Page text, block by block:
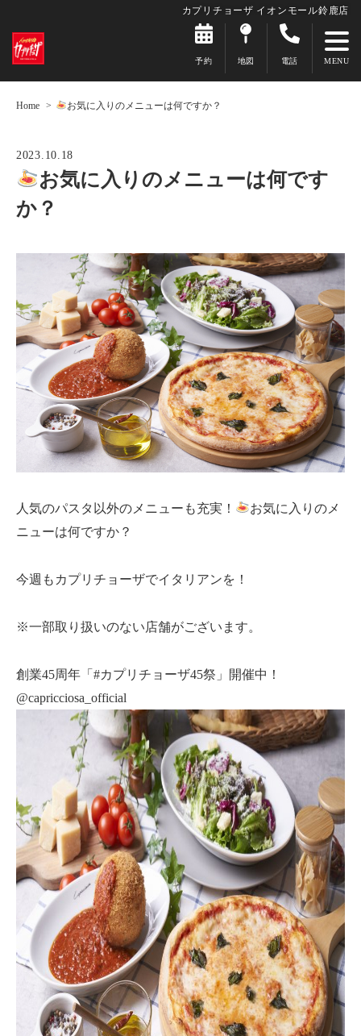
カプリチョーザ イオンモール鈴鹿店
予約 地図 電話
Home お気に入りのメニューは何ですか？
2023.10.18
お気に入りのメニューは何です
か？
人気のパスタ以外のメニューも充実！
お気に入りのメ
ニューは何ですか？
今週もカプリチョーザでイタリアンを！
※一部取り扱いのない店舗がございます。
創業45周年「#カプリチョーザ45祭」開催中！
@capricciosa_official